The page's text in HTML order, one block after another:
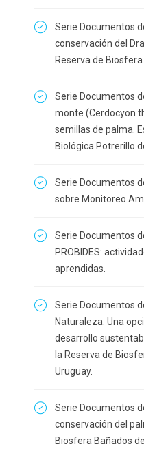
Serie Documentos
conservación del
Reserva de
Serie Documentos
monte (Cerdocyon
semillas de palma.
Biológica Potrerillo
Serie Documentos
sobre Monitoreo
Serie Documentos
PROBIDES:
aprendidas.
Serie Documentos
Naturaleza. Una
desarrollo
la Reserva de
Uruguay.
Serie Documentos
conservación del
Biosfera Bañados